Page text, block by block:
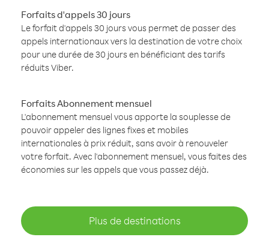
Forfaits d'appels 30 jours
Le forfait d'appels 30 jours vous permet de passer des
appels internationaux vers la destination de votre choix
pour une durée de 30 jours en bénéficiant des tarifs
réduits Viber.
Forfaits Abonnement mensuel
L'abonnement mensuel vous apporte la souplesse de
pouvoir appeler des lignes fixes et mobiles
internationales à prix réduit, sans avoir à renouveler
votre forfait. Avec l'abonnement mensuel, vous faites des
économies sur les appels que vous passez déjà.
Plus de destinations